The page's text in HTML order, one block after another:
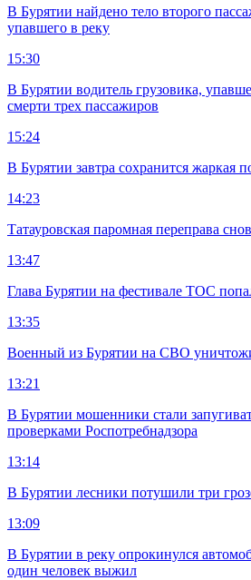
В Бурятии найдено тело второго
упавшего в реку
15:30
В Бурятии водитель грузовика,
смерти трех пассажиров
15:24
В Бурятии завтра сохранится жаркая
14:23
Татауровская паромная переправа
13:47
Глава Бурятии на фестивале ТОС
13:35
Военный из Бурятии на СВО
13:21
В Бурятии мошенники стали
проверками Роспотребнадзора
13:14
В Бурятии лесники потушили три
13:09
В Бурятии в реку опрокинулся
один человек выжил